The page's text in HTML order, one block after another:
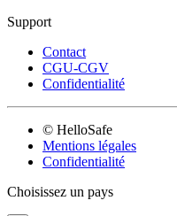
Support
Contact
CGU-CGV
Confidentialité
© HelloSafe
Mentions légales
Confidentialité
Choisissez un pays